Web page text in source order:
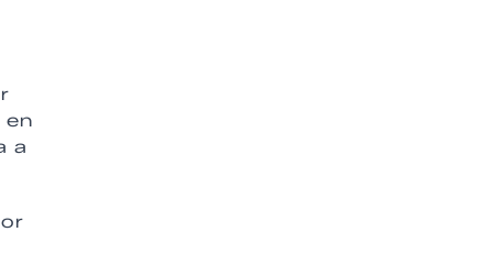
en
a